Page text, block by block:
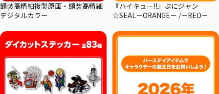
額装高精細複製原画・額装高精細
デジタルカラー
『ハイキュー!!』ぷにジャン
☆SEAL－ORANGE－ /－RED－